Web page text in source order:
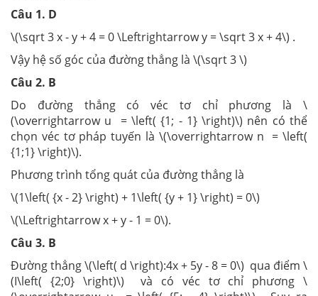
Câu 1. D
\(\sqrt 3 x - y + 4 = 0 \Leftrightarrow y = \sqrt 3 x + 4\) .
Vậy hệ số góc của đường thẳng là \(\sqrt 3 \)
Câu 2. B
Do đường thẳng có véc tơ chỉ phương là \
(\overrightarrow u = \left( {1; - 1} \right)\) nên có thể
chọn véc tơ pháp tuyến là \(\overrightarrow n = \left(
{1;1} \right)\).
Phương trình tổng quát của đường thẳng là
\(1\left( {x - 2} \right) + 1\left( {y + 1} \right) = 0\)
\(\Leftrightarrow x + y - 1 = 0\).
Câu 3. B
Đường thẳng \(\left( d \right):4x + 5y - 8 = 0\) qua điểm \
(I\left( {2;0} \right)\) và có véc tơ chỉ phương \